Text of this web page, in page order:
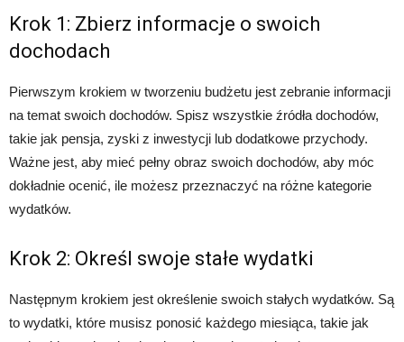
Krok 1: Zbierz informacje o swoich
dochodach
Pierwszym krokiem w tworzeniu budżetu jest zebranie informacji
na temat swoich dochodów. Spisz wszystkie źródła dochodów,
takie jak pensja, zyski z inwestycji lub dodatkowe przychody.
Ważne jest, aby mieć pełny obraz swoich dochodów, aby móc
dokładnie ocenić, ile możesz przeznaczyć na różne kategorie
wydatków.
Krok 2: Określ swoje stałe wydatki
Następnym krokiem jest określenie swoich stałych wydatków. Są
to wydatki, które musisz ponosić każdego miesiąca, takie jak